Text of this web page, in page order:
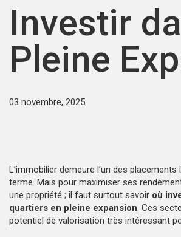
Investir
Pleine
03 novembre, 2025
L’immobilier demeure l’un des
terme. Mais pour maximiser ses
une propriété ; il faut surtout savoir où
quartiers en pleine expansion. Ces
potentiel de valorisation très intéressant